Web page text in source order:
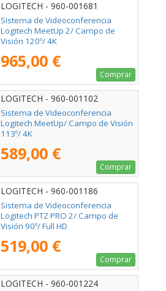
LOGITECH - 960-001681
Sistema de Videoconferencia
Logitech MeetUp 2/ Campo de
Visión 120º/ 4K
965,00 €
Comprar
LOGITECH - 960-001102
Sistema de Videoconferencia
Logitech MeetUp/ Campo de Visión
113º/ 4K
589,00 €
Comprar
LOGITECH - 960-001186
Sistema de Videoconferencia
Logitech PTZ PRO 2/ Campo de
Visión 90º/ Full HD
519,00 €
Comprar
LOGITECH - 960-001224